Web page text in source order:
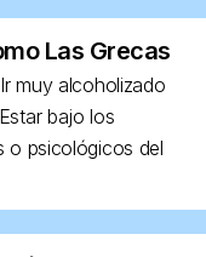
Las Grecas
muy alcoholizado
bajo los
o psicológicos del